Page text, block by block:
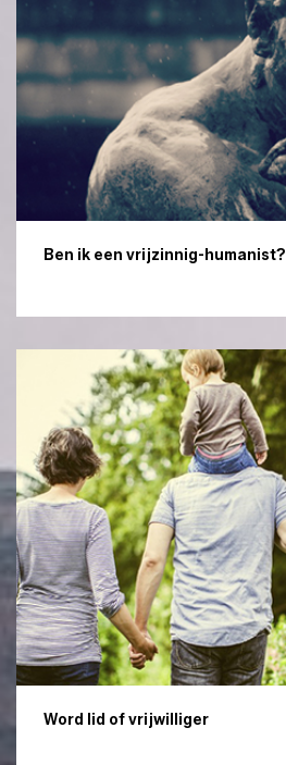
Ben ik een vrijzinnig-humanist?
Word lid of vrijwilliger